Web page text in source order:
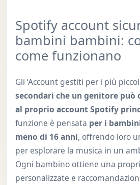
Spotify account
bambini bambini:
come funzionano
Gli ‘Account gestiti per i più
secondari che un genitore può
al proprio account Spotify
funzione è pensata per i
meno di 16 anni, offrendo loro
per esplorare la musica in un
Ogni bambino ottiene una
personalizzate e